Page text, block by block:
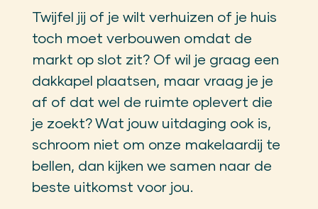
Twijfel jij of je wilt verhuizen of je huis
toch moet verbouwen omdat de
markt op slot zit? Of wil je graag een
dakkapel plaatsen, maar vraag je je
af of dat wel de ruimte oplevert die
je zoekt? Wat jouw uitdaging ook is,
schroom niet om onze makelaardij te
bellen, dan kijken we samen naar de
beste uitkomst voor jou.